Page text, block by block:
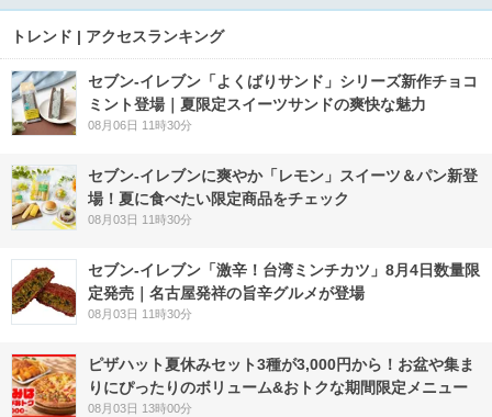
トレンド | アクセスランキング
セブン‐イレブン「よくばりサンド」シリーズ新作チョコ
ミント登場｜夏限定スイーツサンドの爽快な魅力
08月06日 11時30分
セブン‐イレブンに爽やか「レモン」スイーツ＆パン新登
場！夏に食べたい限定商品をチェック
08月03日 11時30分
セブン-イレブン「激辛！台湾ミンチカツ」8月4日数量限
定発売｜名古屋発祥の旨辛グルメが登場
08月03日 11時30分
ピザハット夏休みセット3種が3,000円から！お盆や集ま
りにぴったりのボリューム&おトクな期間限定メニュー
08月03日 13時00分